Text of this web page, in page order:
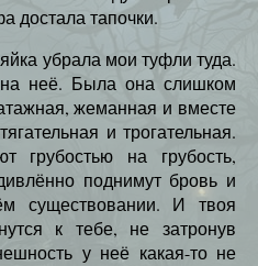
достала тапочки.
убрала мои туфли туда.
неё. Была она слишком
жеманная и вместе
и трогательная.
грубостью на грубость,
поднимут бровь и
существовании. И твоя
к тебе, не затронув
у неё какая-то не